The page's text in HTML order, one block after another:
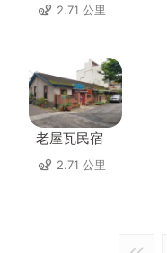
2.71 公里
老屋瓦民宿
2.71 公里